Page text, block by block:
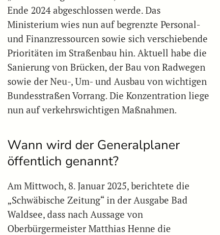
Ende 2024 abgeschlossen werde. Das
Ministerium wies nun auf begrenzte Personal-
und Finanzressourcen sowie sich verschiebende
Prioritäten im Straßenbau hin. Aktuell habe die
Sanierung von Brücken, der Bau von Radwegen
sowie der Neu-, Um- und Ausbau von wichtigen
Bundesstraßen Vorrang. Die Konzentration liege
nun auf verkehrswichtigen Maßnahmen.
Wann wird der Generalplaner
öffentlich genannt?
Am Mittwoch, 8. Januar 2025, berichtete die
„Schwäbische Zeitung“ in der Ausgabe Bad
Waldsee, dass nach Aussage von
Oberbürgermeister Matthias Henne die